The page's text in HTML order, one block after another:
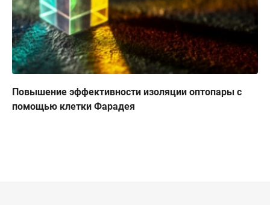
Повышение эффективности изоляции оптопары с
помощью клетки Фарадея